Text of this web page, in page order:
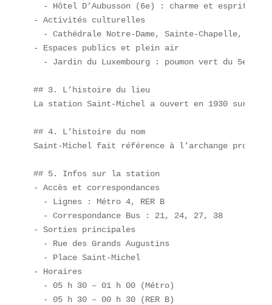
- Hôtel D’Aubusson (6e) : charme et esprit
- Activités culturelles
- Cathédrale Notre-Dame, Sainte-Chapelle,
- Espaces publics et plein air
- Jardin du Luxembourg : poumon vert du 5e
## 3. L’histoire du lieu
La station Saint-Michel a ouvert en 1930 sur la
## 4. L’histoire du nom
Saint-Michel fait référence à l’archange
## 5. Infos sur la station
- Accès et correspondances
  - Lignes : Métro 4, RER B
  - Correspondance Bus : 21, 24, 27, 38
- Sorties principales
  - Rue des Grands Augustins
  - Place Saint-Michel
- Horaires
  - 05 h 30 – 01 h 00 (Métro)
  - 05 h 30 – 00 h 30 (RER B)